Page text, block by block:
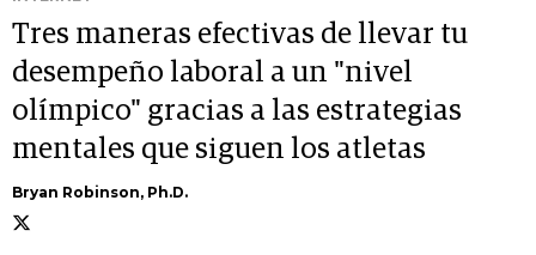
Tres maneras efectivas de llevar tu
desempeño laboral a un "nivel
olímpico" gracias a las estrategias
mentales que siguen los atletas
Bryan Robinson, Ph.D.